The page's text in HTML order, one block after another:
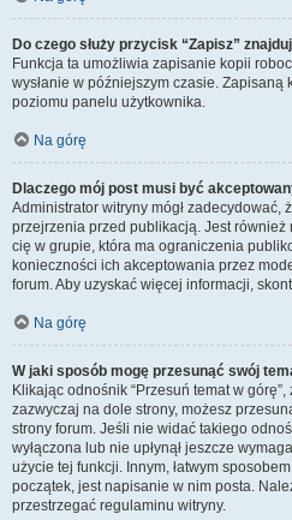
Do czego służy przycisk “Zapisz”
Funkcja ta umożliwia zapisanie kopii
wysłanie w późniejszym czasie. Zapisaną
poziomu panelu użytkownika.
Na górę
Dlaczego mój post musi być
Administrator witryny mógł zadecydować,
przejrzenia przed publikacją. Jest również
cię w grupie, która ma ograniczenia
konieczności ich akceptowania przez
forum. Aby uzyskać więcej informacji,
Na górę
W jaki sposób mogę przesunąć swój
Klikając odnośnik “Przesuń temat w
zazwyczaj na dole strony, możesz
strony forum. Jeśli nie widać takiego
wyłączona lub nie upłynął jeszcze
użycie tej funkcji. Innym, łatwym
początek, jest napisanie w nim posta.
przestrzegać regulaminu witryny.